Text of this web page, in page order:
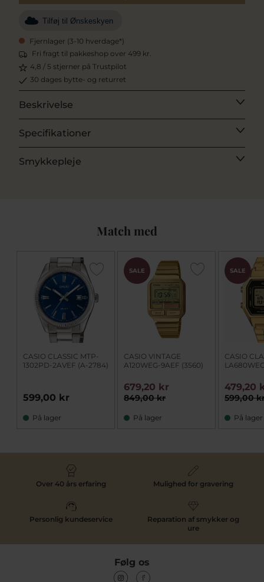
Tilføj til Ønskeskyen
Fjernlager (3-10 hverdage*)
Fri fragt til pakkeshop over 499 kr.
4,8 / 5 stjerner på Trustpilot
30 dages bytte- og returret
Beskrivelse
Specifikationer
Smykkepleje
Match med
CASIO CLASSIC MTP-
1302PD-2AVEF (A-2784)
599,00 kr
På lager
SALE
CASIO VINTAGE
A120WEG-9AEF (3560)
849,00 kr
679,20 kr
På lager
SALE
CASIO
599,00
479,20
På lager
Over 40 års erfaring Mulighed for gravering
Personlig kundeservice
Reparation af smykker og
ure
Følg os